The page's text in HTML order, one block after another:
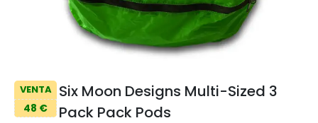
VENTA
48 €
Six Moon Designs Multi-Sized 3
Pack Pack Pods